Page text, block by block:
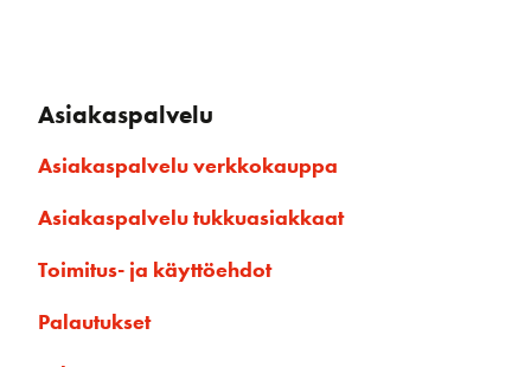
Asiakaspalvelu
Asiakaspalvelu verkkokauppa
Asiakaspalvelu tukkuasiakkaat
Toimitus- ja käyttöehdot
Palautukset